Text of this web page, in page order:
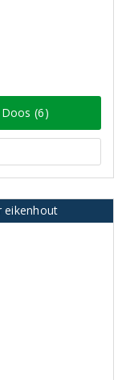
Doos (6)
eikenhout